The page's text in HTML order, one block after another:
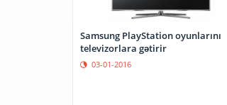
Samsung PlayStation oyunlarını
televizorlara gətirir
03-01-2016